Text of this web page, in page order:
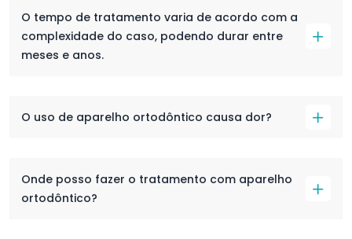
O tempo de tratamento varia de acordo com a
complexidade do caso, podendo durar entre
meses e anos.
O uso de aparelho ortodôntico causa dor?
Onde posso fazer o tratamento com aparelho
ortodôntico?